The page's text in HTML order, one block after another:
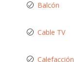
Balcón
Cable TV
Calefacción